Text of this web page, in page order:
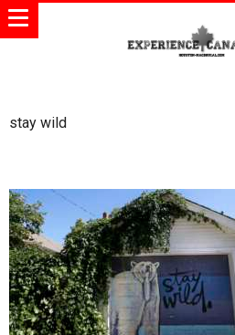
stay wild